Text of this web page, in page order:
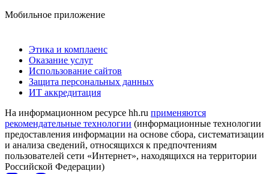
Мобильное приложение
Этика и комплаенс
Оказание услуг
Использование сайтов
Защита персональных данных
ИТ аккредитация
На информационном ресурсе hh.ru применяются
рекомендательные технологии (информационные технологии
предоставления информации на основе сбора, систематизации
и анализа сведений, относящихся к предпочтениям
пользователей сети «Интернет», находящихся на территории
Российской Федерации)